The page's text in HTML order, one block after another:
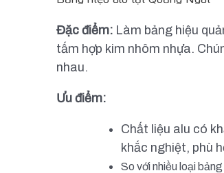
Đặc điểm: Làm bảng hiệu
tấm hợp kim nhôm nhựa.
nhau.
Ưu điểm:
Chất liệu alu có
khắc nghiệt, phù
So với nhiều loại